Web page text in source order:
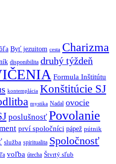
Byť jezuitom cesta Charizma
disponibilita druhý týždeň
Formula Inštitútu
kontemplácia Konštitúcie SJ
mystika Nadal ovocie
poslušnosť Povolanie
prví spoločníci pápež pútnik
služba spiritualita Spoločnosť
voľba útecha Štvrtý sľub